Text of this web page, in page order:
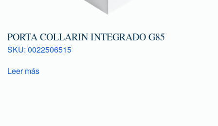
PORTA COLLARIN INTEGRADO G85
SKU: 0022506515
Leer más